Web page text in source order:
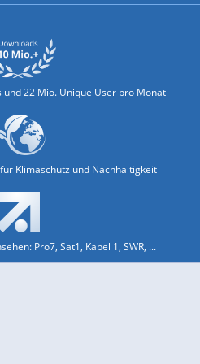
und 22 Mio. Unique User pro Monat
Klimaschutz und Nachhaltigkeit
Pro7, Sat1, Kabel 1, SWR, ...